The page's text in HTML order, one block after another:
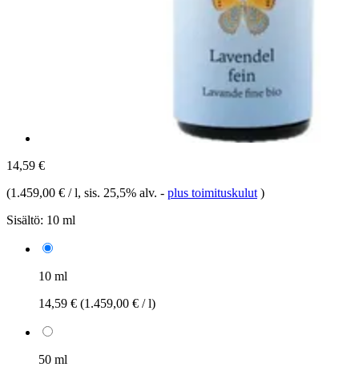
14,59 €
(1.459,00 € / l, sis. 25,5% alv. - plus toimituskulut )
Sisältö: 10 ml
10 ml
14,59 € (1.459,00 € / l)
50 ml